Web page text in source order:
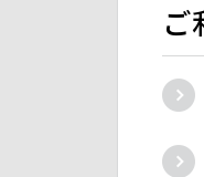
ご